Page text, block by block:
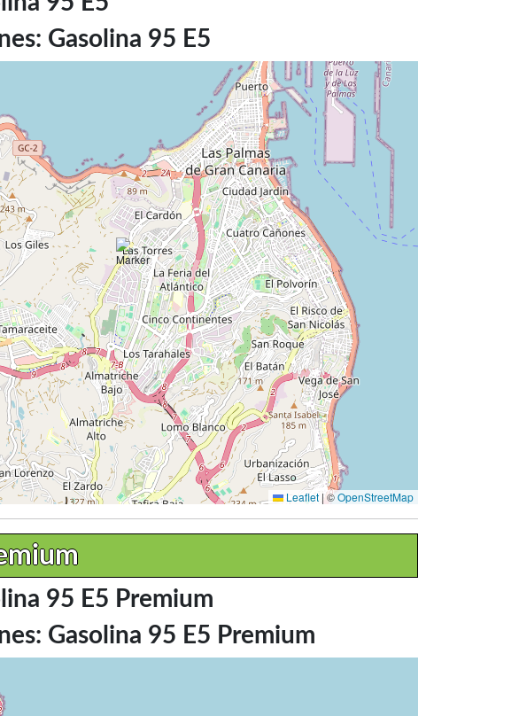
Gasolina 95 E5
Leaflet |©OpenStreetMap
95 E5 Premium
Gasolina 95 E5 Premium